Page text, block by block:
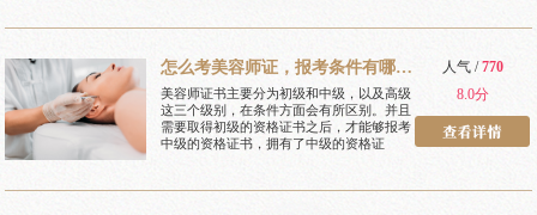
怎么考美容师证，报考条件有哪
些
美容师证书主要分为初级和中级，以及高级
这三个级别，在条件方面会有所区别。并且
需要取得初级的资格证书之后，才能够报考
中级的资格证书，拥有了中级的资格证
人气 /770
8.0分